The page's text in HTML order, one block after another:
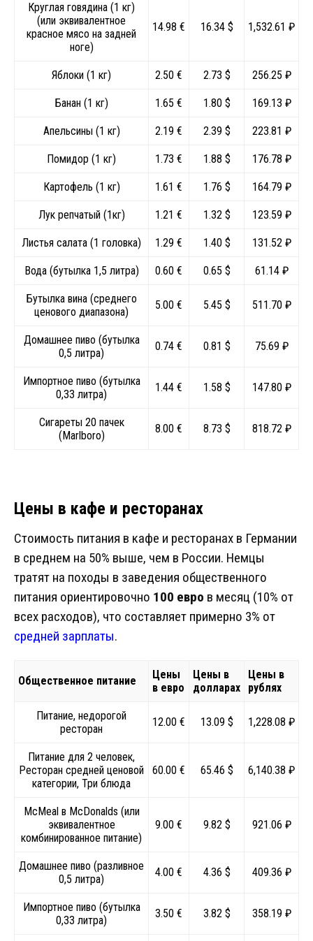
Круглая говядина (1 кг)
(или эквивалентное
красное мясо на задней
ноге)
14.98 € 16.34 $ 1,532.61 ₽
Яблоки (1 кг) 2.50 € 2.73 $ 256.25 ₽
Банан (1 кг) 1.65 € 1.80 $ 169.13 ₽
Апельсины (1 кг) 2.19 € 2.39 $ 223.81 ₽
Помидор (1 кг) 1.73 € 1.88 $ 176.78 ₽
Картофель (1 кг) 1.61 € 1.76 $ 164.79 ₽
Лук репчатый (1кг) 1.21 € 1.32 $ 123.59 ₽
Листья салата (1 головка) 1.29 € 1.40 $ 131.52 ₽
Вода (бутылка 1,5 литра) 0.60 € 0.65 $ 61.14 ₽
Бутылка вина (среднего
ценового диапазона)
5.00 € 5.45 $ 511.70 ₽
Домашнее пиво (бутылка
0,5 литра)
0.74 € 0.81 $ 75.69 ₽
Импортное пиво (бутылка
0,33 литра)
1.44 € 1.58 $ 147.80 ₽
Сигареты 20 пачек
(Marlboro)
8.00 € 8.73 $ 818.72 ₽
Цены в кафе и ресторанах
Стоимость питания в кафе и ресторанах в Германии
в среднем на 50% выше, чем в России. Немцы
тратят на походы в заведения общественного
питания ориентировочно 100 евро в месяц (10% от
всех расходов), что составляет примерно 3% от
средней зарплаты.
Общественное питание
Цены
в евро
Цены в
долларах
Цены в
рублях
Питание, недорогой
ресторан
12.00 € 13.09 $ 1,228.08 ₽
Питание для 2 человек,
Ресторан средней ценовой
категории, Три блюда
60.00 € 65.46 $ 6,140.38 ₽
McMeal в McDonalds (или
эквивалентное
комбинированное питание)
9.00 € 9.82 $ 921.06 ₽
Домашнее пиво (разливное
0,5 литра)
4.00 € 4.36 $ 409.36 ₽
Импортное пиво (бутылка
0,33 литра)
3.50 € 3.82 $ 358.19 ₽